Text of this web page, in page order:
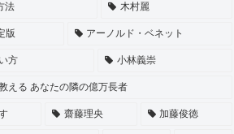
法 木村麗
版 アーノルド・ベネット
方 小林義崇
える あなたの隣の億万長者
齋藤理央 加藤俊徳